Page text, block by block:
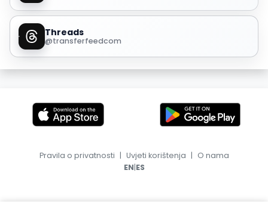
Threads
@transferfeedcom
Pravila o privatnosti | Uvjeti korištenja | O nama
EN|ES